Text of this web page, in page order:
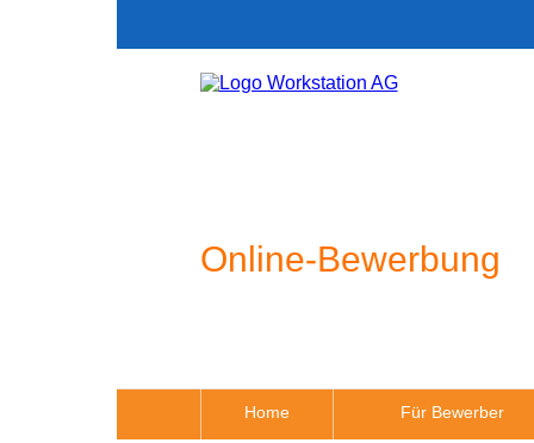
Online-Bewerbung
Home Für Bewerber